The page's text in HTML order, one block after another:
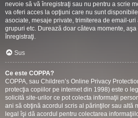
nevoie să vă înregistraţi sau nu pentru a scrie
va oferi acces la opţiuni care nu sunt
asociate, mesaje private, trimiterea de email-
grupuri etc. Durează doar câteva momente,
înregistraţi.
Sus
Ce este COPPA?
COPPA, sau Children’s Online Privacy
protecţia copiilor pe internet din 1998) este o
solicită site-urilor ce pot colecta informaţii
ani să obţină acordul scris al părinţilor sau altă
legal îşi dă acordul pentru colectarea